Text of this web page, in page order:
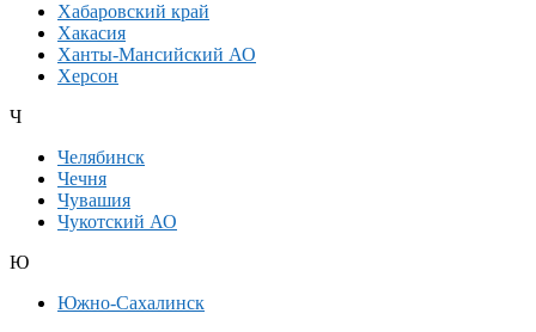
Хабаровский край
Хакасия
Ханты-Мансийский АО
Херсон
Ч
Челябинск
Чечня
Чувашия
Чукотский АО
Ю
Южно-Сахалинск